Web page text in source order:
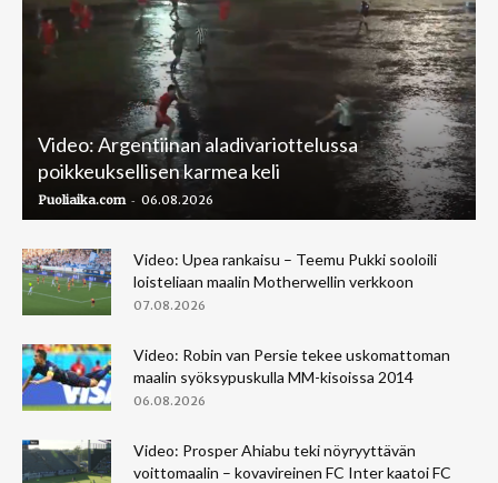
Video: Argentiinan aladivariottelussa
poikkeuksellisen karmea keli
Puoliaika.com - 06.08.2026
Video: Upea rankaisu – Teemu Pukki sooloili
loisteliaan maalin Motherwellin verkkoon
07.08.2026
Video: Robin van Persie tekee uskomattoman
maalin syöksypuskulla MM-kisoissa 2014
06.08.2026
Video: Prosper Ahiabu teki nöyryyttävän
voittomaalin – kovavireinen FC Inter kaatoi FC